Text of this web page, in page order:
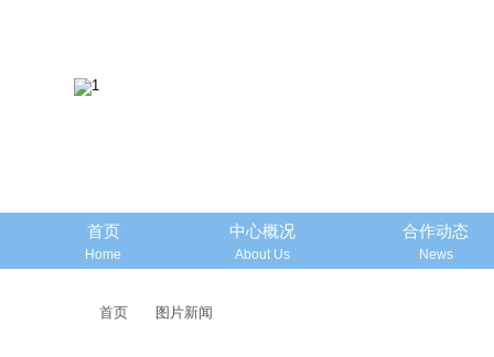
首页
Home
中心概况
About Us
合作动态
News
首页 图片新闻